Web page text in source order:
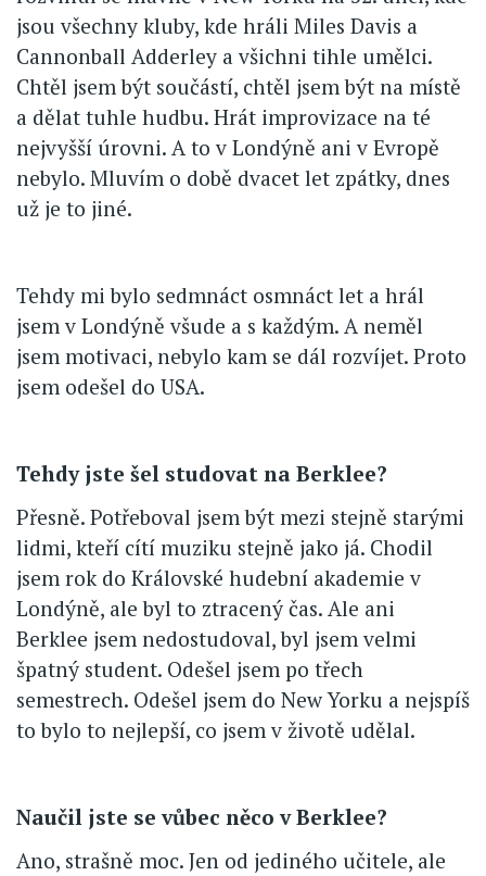
jsou všechny kluby, kde hráli Miles Davis a
Cannonball Adderley a všichni tihle umělci.
Chtěl jsem být součástí, chtěl jsem být na místě
a dělat tuhle hudbu. Hrát improvizace na té
nejvyšší úrovni. A to v Londýně ani v Evropě
nebylo. Mluvím o době dvacet let zpátky, dnes
už je to jiné.
Tehdy mi bylo sedmnáct osmnáct let a hrál
jsem v Londýně všude a s každým. A neměl
jsem motivaci, nebylo kam se dál rozvíjet. Proto
jsem odešel do USA.
Tehdy jste šel studovat na Berklee?
Přesně. Potřeboval jsem být mezi stejně starými
lidmi, kteří cítí muziku stejně jako já. Chodil
jsem rok do Královské hudební akademie v
Londýně, ale byl to ztracený čas. Ale ani
Berklee jsem nedostudoval, byl jsem velmi
špatný student. Odešel jsem po třech
semestrech. Odešel jsem do New Yorku a nejspíš
to bylo to nejlepší, co jsem v životě udělal.
Naučil jste se vůbec něco v Berklee?
Ano, strašně moc. Jen od jediného učitele, ale